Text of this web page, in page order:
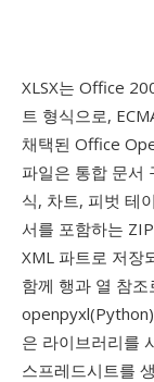
XLSX는 Office
트 형식으로,
채택된 Office
파일은 통합 문서
식, 차트, 피벗 테
서를 포함하는
XML 파트로 저장
함께 행과 열 참
은 라이브러리를
스프레드시트를